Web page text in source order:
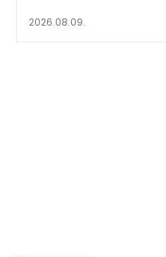
2026.08.09.